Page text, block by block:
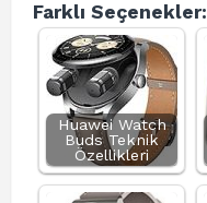
Farklı Seçenekler:
Huawei Watch
Buds Teknik
Özellikleri